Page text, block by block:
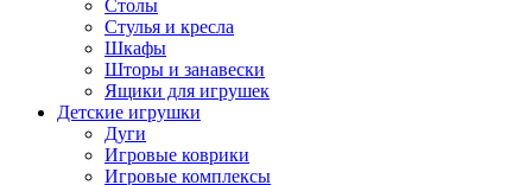
Столы
Стулья и кресла
Шкафы
Шторы и занавески
Ящики для игрушек
Детские игрушки
Дуги
Игровые коврики
Игровые комплексы